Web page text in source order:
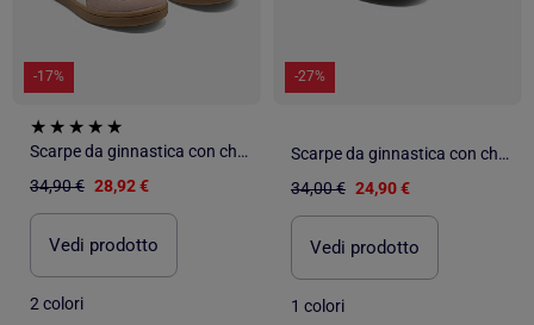
-17%
Scarpe da ginnastica con chiusura a velcro
34,90 € 28,92 €
Vedi prodotto
2 colori
-27%
Scarpe da ginnastica con chiusura a velcro
34,00 € 24,90 €
Vedi prodotto
1 colori